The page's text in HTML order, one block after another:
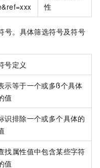
性
号。具体筛选符号及符号
号定义
示等于一个或多ß个具体
值
识排除一个或多个具体的
找属性值中包含某些字符
值